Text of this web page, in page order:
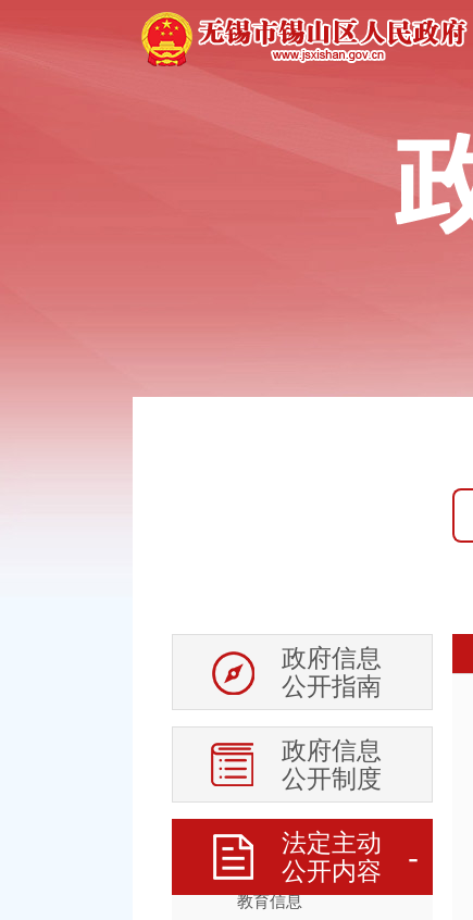
政府信息
公开指南
政府信息
公开制度
法定主动
公开内容
财政信息
年度专项资金项目指南
行政事业性收费
生态环境
安全生产
食品药品安全
社会救助
乡村振兴
应急管理
教育信息